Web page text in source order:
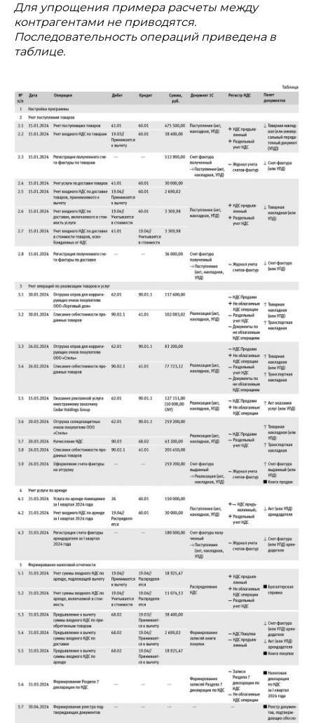
Для упрощения примера расчеты между
контрагентами не приводятся.
Последовательность операций приведена в
таблице.